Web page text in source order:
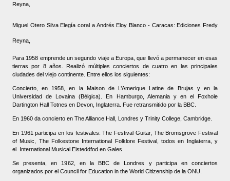
Reyna,
Miguel Otero Silva Elegía coral a Andrés Eloy Blanco - Caracas: Ediciones Fredy
Reyna,
Para 1958 emprende un segundo viaje a Europa, que llevó a permanecer en esas
tierras por 8 años. Realizó múltiples conciertos de cuatro en las principales
ciudades del viejo continente. Entre ellos los siguientes:
Concierto, en 1958, en la Maison de L’Amerique Latine de Brujas y en la
Universidad de Lovaina (Bélgica). En Hamburgo, Alemania y en el Foxhole
Dartington Hall Totnes en Devon, Inglaterra. Fue retransmitido por la BBC.
En 1960 da concierto en The Alliance Hall, Londres y Trinity College, Cambridge.
En 1961 participa en los festivales: The Festival Guitar, The Bromsgrove Festival
of Music, The Folkestone International Folklore Festival, todos en Inglaterra, y
el International Musical Eisteddfod en Gales.
Se presenta, en 1962, en la BBC de Londres y participa en conciertos
organizados por el Council for Education in the World Citizenship de la ONU.